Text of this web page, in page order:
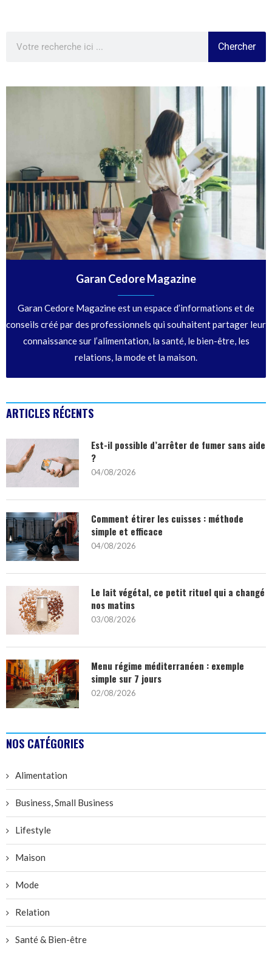
Chercher
Garan Cedore Magazine
Garan Cedore Magazine est un espace d’informations et de
conseils créé par des professionnels qui souhaitent partager leur
connaissance sur l’alimentation, la santé, le bien-être, les
relations, la mode et la maison.
ARTICLES RÉCENTS
Est-il possible d’arrêter de fumer sans aide
?
04/08/2026
Comment étirer les cuisses : méthode
simple et efficace
04/08/2026
Le lait végétal, ce petit rituel qui a changé
nos matins
03/08/2026
Menu régime méditerranéen : exemple
simple sur 7 jours
02/08/2026
NOS CATÉGORIES
Alimentation
Business, Small Business
Lifestyle
Maison
Mode
Relation
Santé & Bien-être